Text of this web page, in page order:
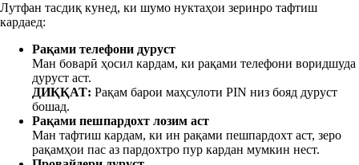
Лутфан тасдиқ кунед, ки шумо нуктаҳои зеринро тафтиш
кардаед:
Рақами телефони дуруст
Ман боварӣ ҳосил кардам, ки рақами телефони воридшуда
дуруст аст.
ДИҚҚАТ: Рақам барои маҳсулоти PIN низ бояд дуруст
бошад.
Рақами пешпардохт лозим аст
Ман тафтиш кардам, ки ин рақами пешпардохт аст, зеро
рақамҳои пас аз пардохтро пур кардан мумкин нест.